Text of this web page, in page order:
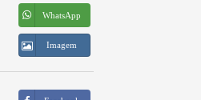
WhatsApp
Imagem